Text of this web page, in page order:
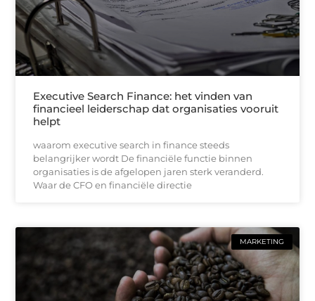
Executive Search Finance: het vinden van
financieel leiderschap dat organisaties vooruit
helpt
waarom executive search in finance steeds
belangrijker wordt De financiële functie binnen
organisaties is de afgelopen jaren sterk veranderd.
Waar de CFO en financiële directie
MARKETING